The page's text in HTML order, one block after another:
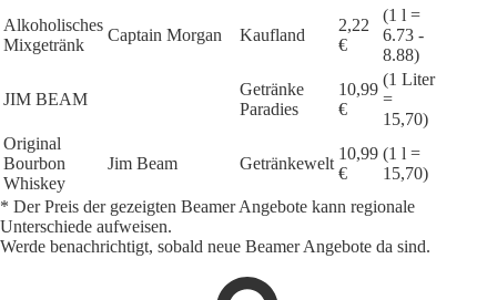
Alkoholisches
Mixgetränk
Captain Morgan Kaufland
2,22
€
(1 l =
6.73 -
8.88)
JIM BEAM
Getränke
Paradies
10,99
€
(1 Liter
=
15,70)
Original
Bourbon
Whiskey
Jim Beam Getränkewelt
10,99
€
(1 l =
15,70)
* Der Preis der gezeigten Beamer Angebote kann regionale
Unterschiede aufweisen.
Werde benachrichtigt, sobald neue Beamer Angebote da sind.